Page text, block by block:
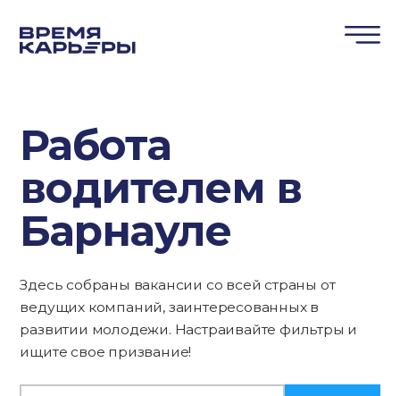
Работа
водителем в
Барнауле
Здесь собраны вакансии со всей страны от
ведущих компаний, заинтересованных в
развитии молодежи. Настраивайте фильтры и
ищите свое призвание!